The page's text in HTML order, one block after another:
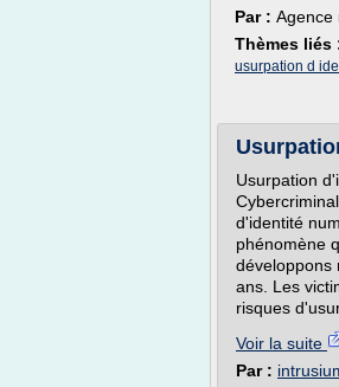
Par : Agence
Thèmes liés
usurpation d
Usurpation
d'identité
phénomène
développons
ans. Les
risques
Voir la suite
Par :